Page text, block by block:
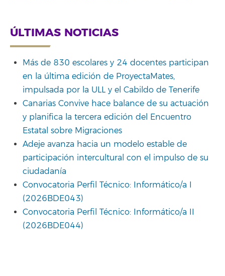
ÚLTIMAS NOTICIAS
Más de 830 escolares y 24 docentes participan
en la última edición de ProyectaMates,
impulsada por la ULL y el Cabildo de Tenerife
Canarias Convive hace balance de su actuación
y planifica la tercera edición del Encuentro
Estatal sobre Migraciones
Adeje avanza hacia un modelo estable de
participación intercultural con el impulso de su
ciudadanía
Convocatoria Perfil Técnico: Informático/a I
(2026BDE043)
Convocatoria Perfil Técnico: Informático/a II
(2026BDE044)